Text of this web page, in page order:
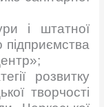
і штатної
підприємства
розвитку
творчості